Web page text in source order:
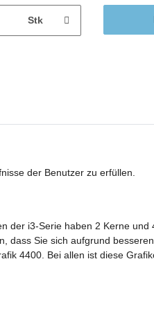
Stk
der Benutzer zu erfüllen.
der i3-Serie haben 2 Kerne
dass Sie sich aufgrund
4400. Bei allen ist diese